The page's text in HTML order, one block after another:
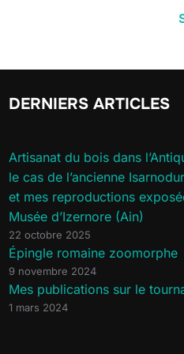
DERNIERS ARTICLES
Artisanat du bois dans
le cas de l’ancienne
et mes reproductions
Musée d’Izernore (Ain)
22 octobre 2025
Épingle romaine zoomorphe
9 novembre 2024
Mes publications sur le
1 mars 2024